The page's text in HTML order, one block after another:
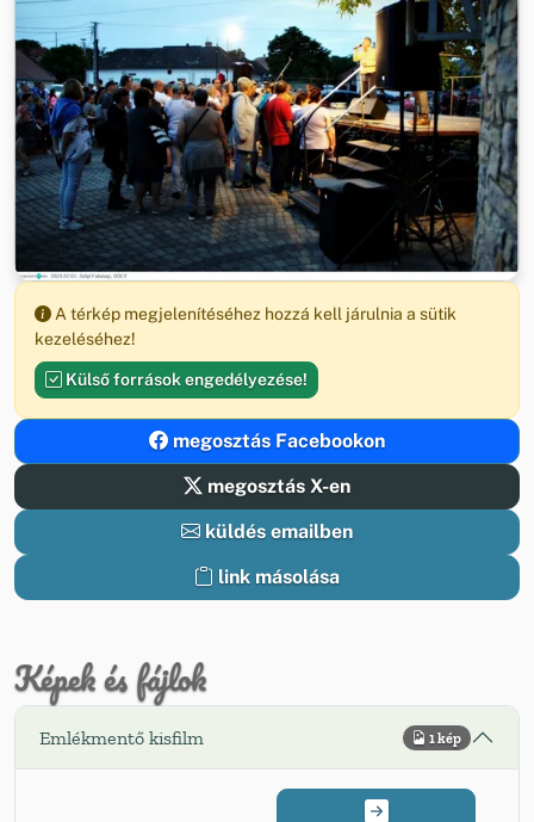
A térkép megjelenítéséhez hozzá kell járulnia a sütik
kezeléséhez!
Külső források engedélyezése!
megosztás Facebookon
megosztás X-en
küldés emailben
link másolása
Képek és fájlok
Emlékmentő kisfilm 1 kép